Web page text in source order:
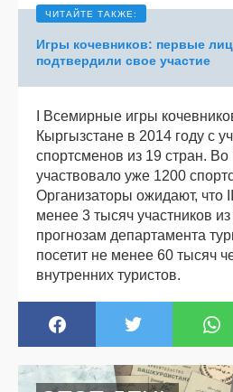
Игры кочевников: первые
подтвердили свое участие
I Всемирные игры
Кыргызстане в 2014 году с
спортсменов из 19 стран. Во
участвовало уже 1200
Организаторы ожидают, что
менее 3 тысяч участников
прогнозам департамента
посетит не менее 60 тысяч
внутренних туристов.